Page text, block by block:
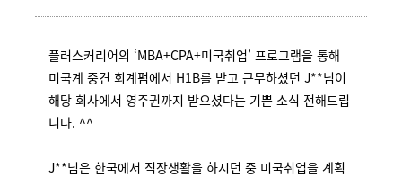
플러스커리어의 ‘MBA+CPA+미국취업’ 프로그램을 통해
미국계 중견 회계펌에서 H1B를 받고 근무하셨던 J**님이
해당 회사에서 영주권까지 받으셨다는 기쁜 소식 전해드립
니다. ^^
J**님은 한국에서 직장생활을 하시던 중 미국취업을 계획